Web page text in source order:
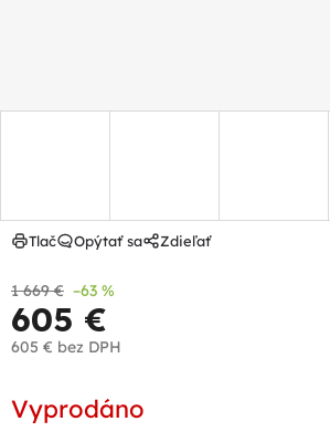
1 669 € –63 %
605 €
605 € bez DPH
cena:
Vyprodáno
Tlač Opýtať sa Zdieľať